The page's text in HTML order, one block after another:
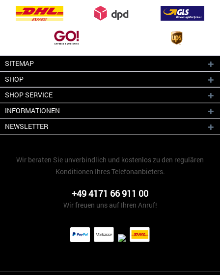
SITEMAP
SHOP
SHOP SERVICE
INFORMATIONEN
NEWSLETTER
Wir beraten Sie unverbindlich und kostenlos zu den regulären
Konditionen Ihres Telefonanbieters.
+49 4171 66 911 00
Wir freuen uns auf Ihren Anruf!